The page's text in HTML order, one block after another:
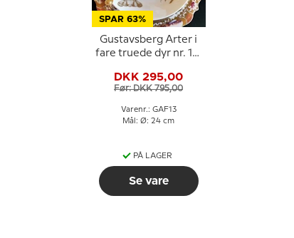
SPAR 63%
Gustavsberg Arter i
fare truede dyr nr. 13,
DKK 295,00
Før: DKK 795,00
Varenr.: GAF13
Mål: Ø: 24 cm
PÅ LAGER
Se vare